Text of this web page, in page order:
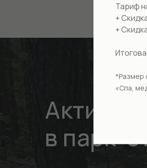
в парк-
Тариф
+
+
*Размер
«Спа,